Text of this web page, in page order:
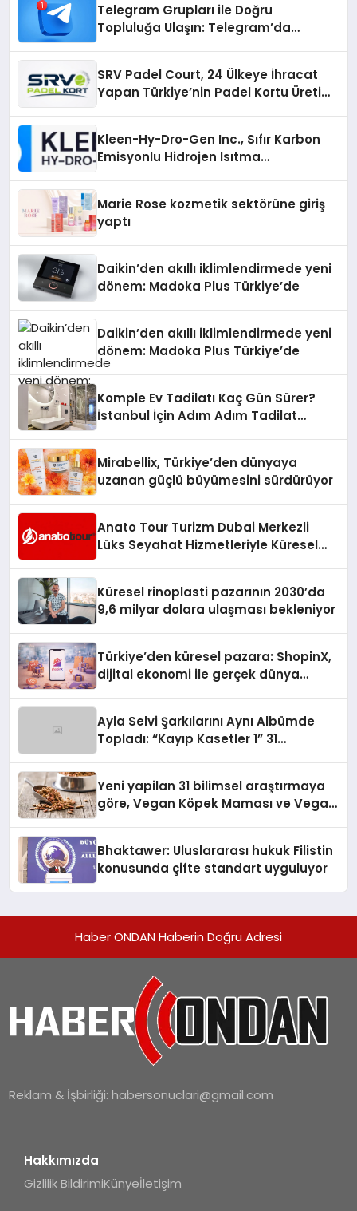
Telegram Grupları ile Doğru
Topluluğa Ulaşın: Telegram’da
SRV Padel Court, 24 Ülkeye İhracat
Yapan Türkiye’nin Padel Kortu Üretim
Kleen-Hy-Dro-Gen Inc., Sıfır Karbon
Emisyonlu Hidrojen Isıtma
Marie Rose kozmetik sektörüne giriş
yaptı
Daikin’den akıllı iklimlendirmede yeni
dönem: Madoka Plus Türkiye’de
Daikin’den akıllı iklimlendirmede yeni
dönem: Madoka Plus Türkiye’de
Komple Ev Tadilatı Kaç Gün Sürer?
İstanbul İçin Adım Adım Tadilat
Mirabellix, Türkiye’den dünyaya
uzanan güçlü büyümesini sürdürüyor
Anato Tour Turizm Dubai Merkezli
Lüks Seyahat Hizmetleriyle Küresel
Küresel rinoplasti pazarının 2030’da
9,6 milyar dolara ulaşması bekleniyor
Türkiye’den küresel pazara: ShopinX,
dijital ekonomi ile gerçek dünya
Ayla Selvi Şarkılarını Aynı Albümde
Topladı: “Kayıp Kasetler 1” 31
Yeni yapilan 31 bilimsel araştırmaya
göre, Vegan Köpek Maması ve Vegan
Bhaktawer: Uluslararası hukuk Filistin
konusunda çifte standart uyguluyor
Haber ONDAN Haberin Doğru Adresi
Reklam & İşbirliği:habersonuclari@gmail.com
Hakkımızda
Gizlilik BildirimiKünyeİletişim